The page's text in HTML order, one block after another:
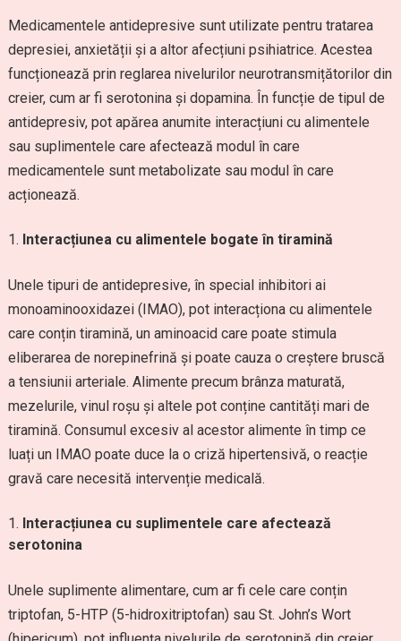
Medicamentele antidepresive sunt utilizate pentru tratarea
depresiei, anxietății și a altor afecțiuni psihiatrice. Acestea
funcționează prin reglarea nivelurilor neurotransmițătorilor din
creier, cum ar fi serotonina și dopamina. În funcție de tipul de
antidepresiv, pot apărea anumite interacțiuni cu alimentele
sau suplimentele care afectează modul în care
medicamentele sunt metabolizate sau modul în care
acționează.
Interacțiunea cu alimentele bogate în tiramină
Unele tipuri de antidepresive, în special inhibitori ai
monoaminooxidazei (IMAO), pot interacționa cu alimentele
care conțin tiramină, un aminoacid care poate stimula
eliberarea de norepinefrină și poate cauza o creștere bruscă
a tensiunii arteriale. Alimente precum brânza maturată,
mezelurile, vinul roșu și altele pot conține cantități mari de
tiramină. Consumul excesiv al acestor alimente în timp ce
luați un IMAO poate duce la o criză hipertensivă, o reacție
gravă care necesită intervenție medicală.
Interacțiunea cu suplimentele care afectează
serotonina
Unele suplimente alimentare, cum ar fi cele care conțin
triptofan, 5-HTP (5-hidroxitriptofan) sau St. John’s Wort